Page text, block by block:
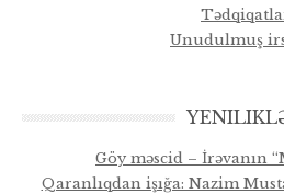
Unudulmuş
Göy məscid – İrəvanın
Qaranlıqdan işığa: Nazim